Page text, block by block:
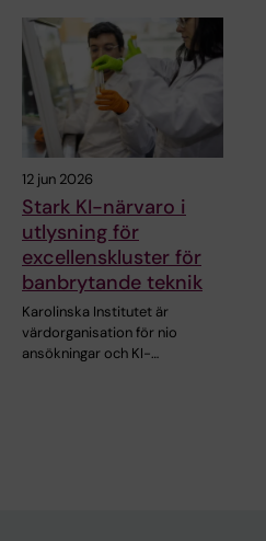
12 jun 2026
Stark KI-närvaro i
utlysning för
excellenskluster för
banbrytande teknik
Karolinska Institutet är
värdorganisation för nio
ansökningar och KI-…